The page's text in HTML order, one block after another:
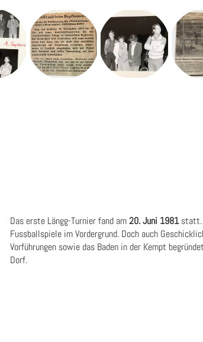
Das erste Längg-Turnier fand am20. Juni 1981statt.
Fussballspiele im Vordergrund. Doch auch
Vorführungen sowie das Baden in der Kempt
Dorf.